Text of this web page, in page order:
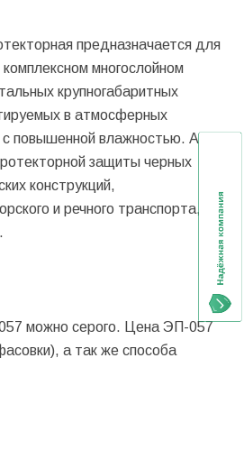
предназначается для
многослойном
крупногабаритных
в атмосферных
с повышенной влажностью. А так
защиты черных
конструкций,
и речного транспорта,
можно серого. Цена ЭП-057
а так же способа